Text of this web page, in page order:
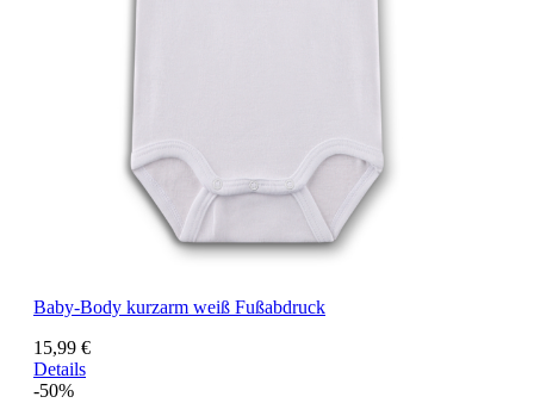
Baby-Body kurzarm weiß Fußabdruck
15,99 €
Details
-50%